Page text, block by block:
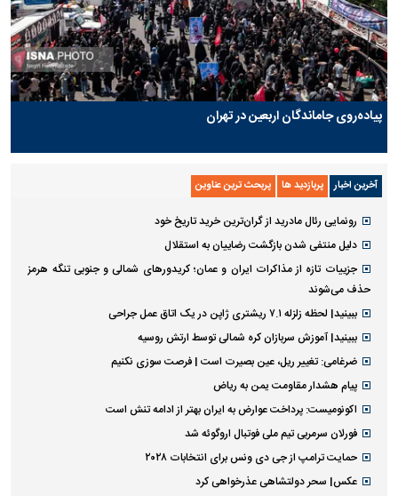
پیاده‌روی جاماندگان اربعین در تهران
آخرین اخبار پربازدید ها پربحث ترین عناوین
رونمایی رئال مادرید از گران‌ترین خرید تاریخ خود
دلیل منتفی شدن بازگشت رضاییان به استقلال
جزییات تازه از مذاکرات ایران و عمان؛ کریدورهای شمالی و جنوبی تنگه هرمز
حذف می‌شوند
ببینید| لحظه زلزله ۷.۱ ریشتری ژاپن در یک اتاق عمل جراحی
ببینید| آموزش سربازان کره شمالی توسط ارتش روسیه
ضرغامی: تغییر ریل، عین بصیرت است | فرصت سوزی نکنیم
پیام هشدار مقاومت یمن به ریاض
اکونومیست: پرداخت عوارض به ایران بهتر از ادامه تنش است
فورلان سرمربی تیم ملی فوتبال اروگوئه شد
حمایت ترامپ از جی دی ونس برای انتخابات ۲۰۲۸
عکس| سحر دولتشاهی عذرخواهی کرد